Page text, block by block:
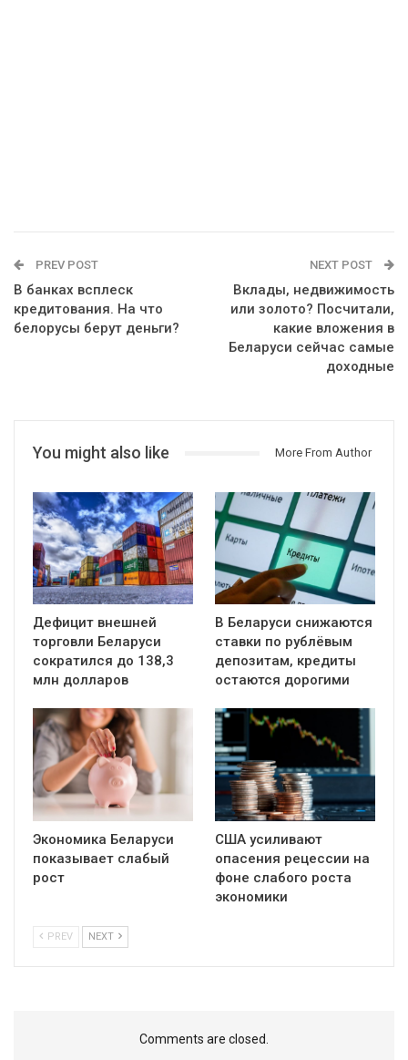
PREV POST
В банках всплеск
кредитования. На что
белорусы берут деньги?
NEXT POST
Вклады, недвижимость
или золото? Посчитали,
какие вложения в
Беларуси сейчас самые
доходные
You might also like More From Author
Дефицит внешней
торговли Беларуси
сократился до 138,3
млн долларов
В Беларуси снижаются
ставки по рублёвым
депозитам, кредиты
остаются дорогими
Экономика Беларуси
показывает слабый
рост
США усиливают
опасения рецессии на
фоне слабого роста
экономики
PREV NEXT
Comments are closed.